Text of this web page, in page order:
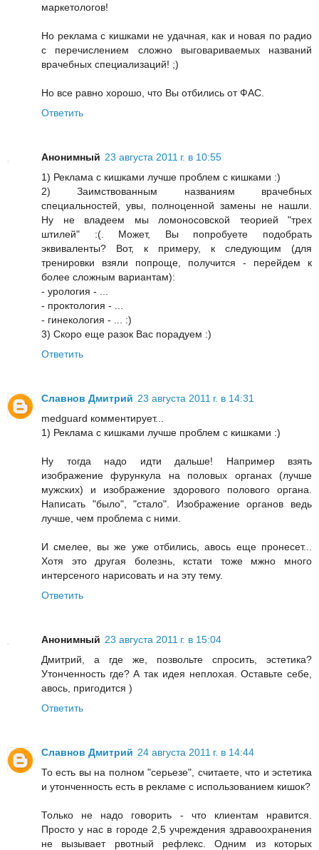
маркетологов!
Но реклама с кишками не удачная, как и новая по радио
с перечислением сложно выговариваемых названий
врачебных специализаций! ;)
Но все равно хорошо, что Вы отбились от ФАС.
Ответить
Анонимный 23 августа 2011 г. в 10:55
1) Реклама с кишками лучше проблем с кишками :)
2) Заимствованным названиям врачебных
специальностей, увы, полноценной замены не нашли.
Ну не владеем мы ломоносовской теорией "трех
штилей" :(. Может, Вы попробуете подобрать
эквиваленты? Вот, к примеру, к следующим (для
тренировки взяли попроще, получится - перейдем к
более сложным вариантам):
- урология - ...
- проктология - ...
- гинекология - ... :)
3) Скоро еще разок Вас порадуем :)
Ответить
Славнов Дмитрий 23 августа 2011 г. в 14:31
medguard комментирует...
1) Реклама с кишками лучше проблем с кишками :)
Ну тогда надо идти дальше! Например взять
изображение фурункула на половых органах (лучше
мужских) и изображение здорового полового органа.
Написать "было", "стало". Изображение органов ведь
лучше, чем проблема с ними.
И смелее, вы же уже отбились, авось еще пронесет...
Хотя это другая болезнь, кстати тоже мжно много
интерсеного нарисовать и на эту тему.
Ответить
Анонимный 23 августа 2011 г. в 15:04
Дмитрий, а где же, позвольте спросить, эстетика?
Утонченность где? А так идея неплохая. Оставьте себе,
авось, пригодится )
Ответить
Славнов Дмитрий 24 августа 2011 г. в 14:44
То есть вы на полном "серьезе", считаете, что и эстетика
и утонченность есть в рекламе с использованием кишок?
Только не надо говорить - что клиентам нравится.
Просто у нас в городе 2,5 учреждения здравоохранения
не вызывает рвотный рефлекс. Одним из которых